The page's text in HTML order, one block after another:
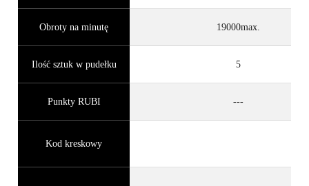
Obroty na minutę 19000max.
Ilość sztuk w pudełku 5
Punkty RUBI ---
Kod kreskowy